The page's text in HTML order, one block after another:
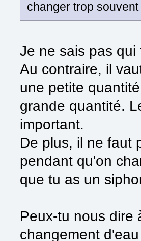
changer trop
Je ne sais pas
Au contraire, il
une petite
grande quantité.
important.
De plus, il ne faut
pendant qu'on
que tu as un
Peux-tu nous dire
changement